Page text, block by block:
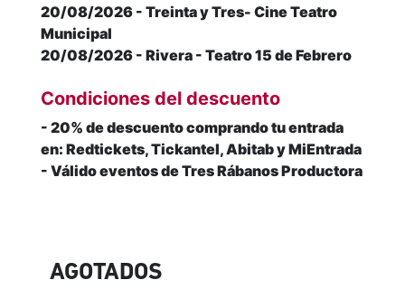
20/08/2026 - Treinta y Tres- Cine Teatro
Municipal
20/08/2026 - Rivera - Teatro 15 de Febrero
Condiciones del descuento
- 20% de descuento comprando tu entrada
en: Redtickets, Tickantel, Abitab y MiEntrada
- Válido eventos de Tres Rábanos Productora
AGOTADOS